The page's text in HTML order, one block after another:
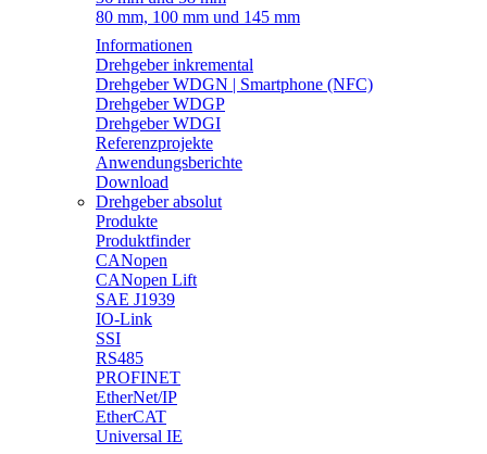
80 mm, 100 mm und 145 mm
Informationen
Drehgeber inkremental
Drehgeber WDGN | Smartphone (NFC)
Drehgeber WDGP
Drehgeber WDGI
Referenzprojekte
Anwendungsberichte
Download
Drehgeber absolut
Produkte
Produktfinder
CANopen
CANopen Lift
SAE J1939
IO-Link
SSI
RS485
PROFINET
EtherNet/IP
EtherCAT
Universal IE